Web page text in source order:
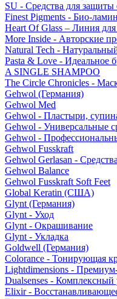
SU - Средства для защиты
Finest Pigments - Био-
Heart Of Glass – Линия
More Inside - Авторские
Natural Tech -
Pasta & Love - Идеальное
A SINGLE SHAMPOO
The Circle Chronicles -
Gehwol (Германия)
Gehwol Med
Gehwol - Пластыри,
Gehwol - Универсальные
Gehwol -
Gehwol Fusskraft
Gehwol Gerlasan -
Gehwol Balance
Gehwol Fusskraft Soft Feet
Global Keratin (США)
Glynt (Германия)
Glynt - Уход
Glynt - Окрашивание
Glynt - Укладка
Goldwell (Германия)
Colorance - Тонирующая
Lightdimensions -
Dualsenses - Комплексный
Elixir -